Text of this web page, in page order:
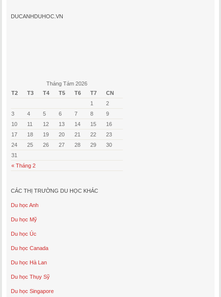
DUCANHDUHOC.VN
Tháng Tám 2026
T2
T3 T4 T5 T6 T7 CN
« Tháng 2
1
2
3
4 5 6 7 8
9
10
11 12 13 14 15
16
17
18 19 20 21 22
23
24
25 26 27 28 29
30
31
CÁC THỊ TRƯỜNG DU HỌC KHÁC
Du học Anh
Du học Mỹ
Du học Úc
Du học Canada
Du học Hà Lan
Du học Thụy Sỹ
Du học Singapore